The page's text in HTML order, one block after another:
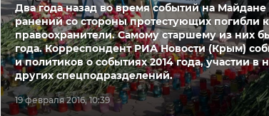
19 февраля 2016, 10:39
Два года назад во время событий на Майдане
ранений со стороны протестующих погибли
правоохранители. Самому старшему из них
года. Корреспондент РИА Новости (Крым)
и политиков о событиях 2014 года, участии в
других спецподразделений.